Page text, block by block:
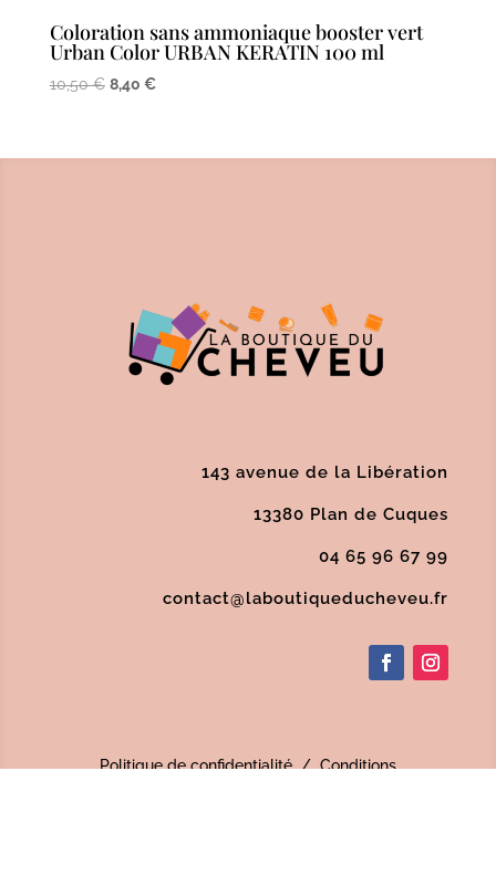
Coloration sans ammoniaque booster vert
Urban Color URBAN KERATIN 100 ml
10,50€ Le
était :
8,40 €Le
est :
143 avenue de la Libération
13380 Plan de Cuques
04 65 96 67 99
contact@laboutiqueducheveu.fr
Politique de confidentialité/Conditions